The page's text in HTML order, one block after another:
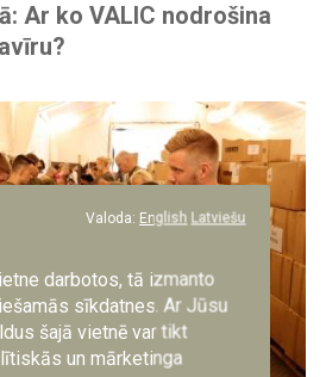
Ar ko VALIC nodrošina
Valoda: English Latviešu
darbotos, tā izmanto
sīkdatnes. Ar Jūsu
šajā vietnē var tikt
un mārketinga